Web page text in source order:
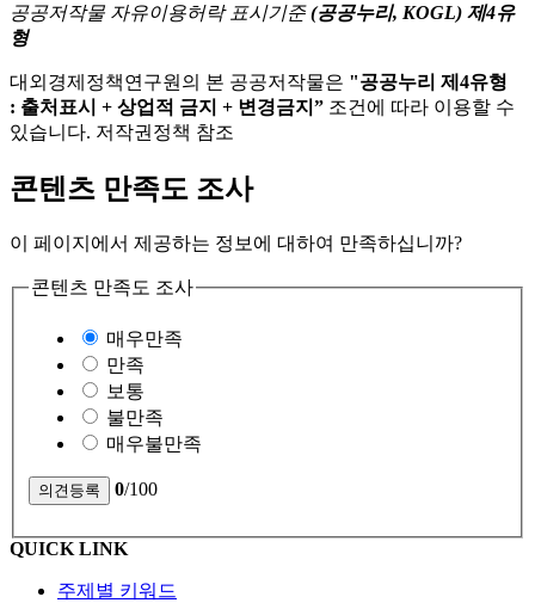
공공저작물 자유이용허락 표시기준 (공공누리, KOGL) 제4유
형
대외경제정책연구원의 본 공공저작물은 "공공누리 제4유형
: 출처표시 + 상업적 금지 + 변경금지” 조건에 따라 이용할 수
있습니다. 저작권정책 참조
콘텐츠 만족도 조사
이 페이지에서 제공하는 정보에 대하여 만족하십니까?
콘텐츠 만족도 조사
매우만족
만족
보통
불만족
매우불만족
0/100
QUICK LINK
주제별 키워드